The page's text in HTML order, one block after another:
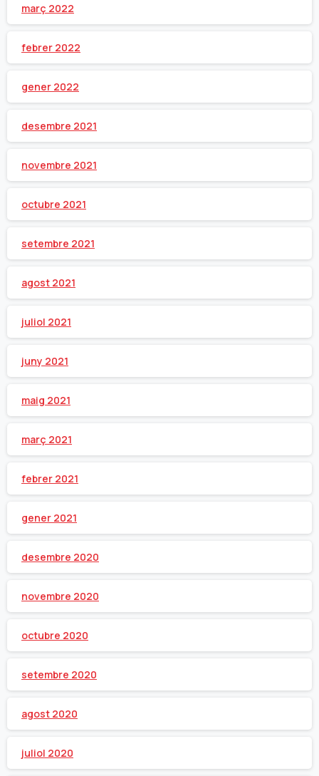
març 2022
febrer 2022
gener 2022
desembre 2021
novembre 2021
octubre 2021
setembre 2021
agost 2021
juliol 2021
juny 2021
maig 2021
març 2021
febrer 2021
gener 2021
desembre 2020
novembre 2020
octubre 2020
setembre 2020
agost 2020
juliol 2020